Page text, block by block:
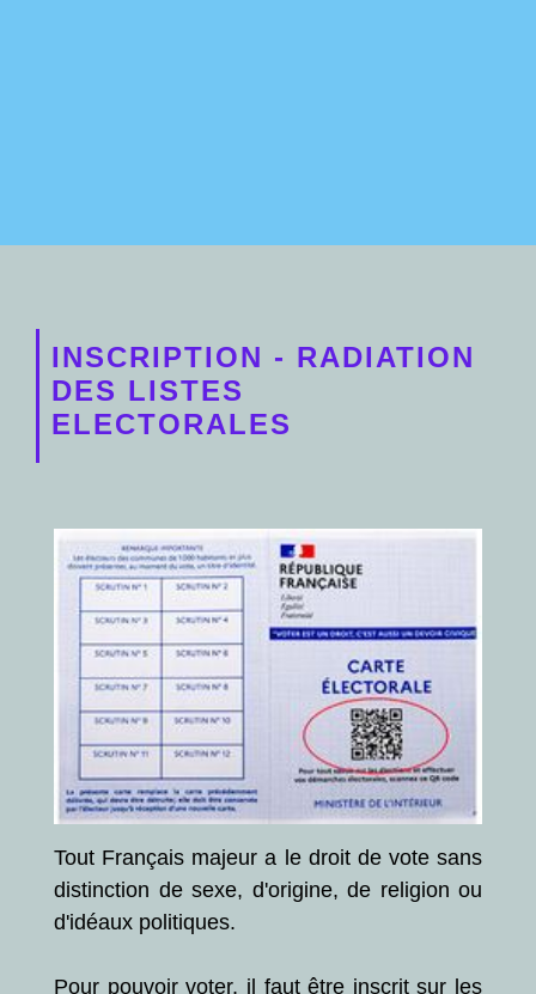
INSCRIPTION - RADIATION
DES LISTES
ELECTORALES
Tout Français majeur a le droit de vote sans
distinction de sexe, d'origine, de religion ou
d'idéaux politiques.
Pour pouvoir voter, il faut être inscrit sur les